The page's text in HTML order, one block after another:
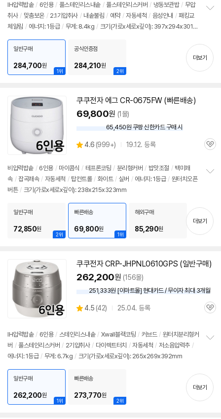
뷰
IH압력밥솥 / 6인용 / 풀스테인리스내솥 / 풀스테인리스커버 / 냉동보관밥 / 무압
취사 / 맞춤보온 / 2.1기압취사 / 내솥불림 / 예약 / 자동세척 / 음성안내 / 패킹교
체알림 / 에너지: 1등급 / 무게: 8.4kg / 크기(가로x세로x깊이): 397x294x301m
기
1위
일반구매
284,700원
2위
공식인증점
284,210원
더보기
쿠쿠전자 에그 CR-0675FW (빠른배송)
69,800원 (1몰)
할
가
65,450원 쿠팡 신한카드 구매 시
별
4.6 (상
리
뷰
999+) 19.12. 등록
관
비압력밥솥 / 6인용 / 마이콤식 / 테프론코팅 / 분리형커버 / 밥맛조절 / 백미쾌
속 / 잡곡쾌속 / 자동세척 / 탑컨트롤 / 화이트 / 실버 / 에너지: 1등급 / 원터치오픈
버튼 / 크기(가로x세로x깊이): 238x215x323mm
기
2위
일반구매
72,850원
1위
빠른배송
69,800원
해외구매
85,290원
더보기
쿠쿠전자 CRP-JHPNL0610GPS (일반구매)
262,200원 (156몰)
251,333원 [이마트몰] 현대카드 / 무이자 최대 3개월
별
4.5 (상
42) 25.04. 등록
관
IH압력밥솥 / 6인용 / 스테인리스내솥 / Xwall블랙코팅 / 커브드 / 원터치분리형커
버 / 풀스테인리스커버 / 2기압취사 / 다이렉트터치 / 자동세척 / 저소음압력추 /
에너지: 1등급 / 무게: 6.7kg / 크기(가로x세로x깊이): 265x269x392mm
기
1위
일반구매
262,200원
2위
빠른배송
273,770원
더보기